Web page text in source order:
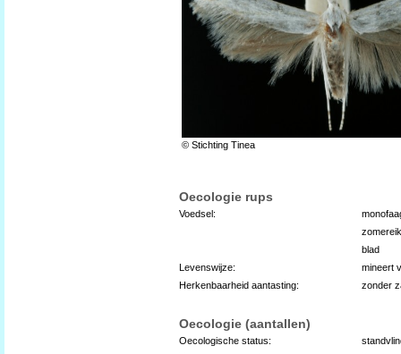
© Stichting Tinea
Oecologie rups
Voedsel:
blad
Levenswijze:
mineert
Herkenbaarheid aantasting:
zonder
Oecologie (aantallen)
Oecologische status: